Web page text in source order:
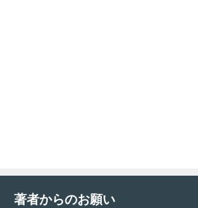
著者からのお願い